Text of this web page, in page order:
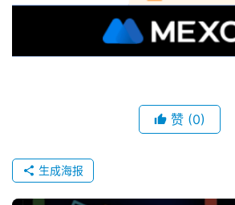
赞 (0)
生成海报